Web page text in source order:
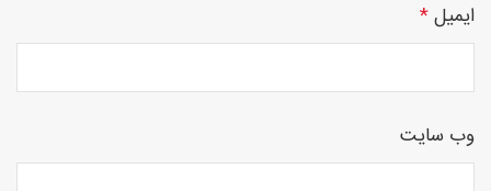
سی
روتاری
ایمیل*
وب‌ سایت